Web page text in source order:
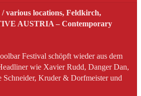
various locations, Feldkirch,
AUSTRIA – Contemporary
Festival schöpft wieder aus dem
wie Xavier Rudd, Danger Dan,
Schneider, Kruder & Dorfmeister und